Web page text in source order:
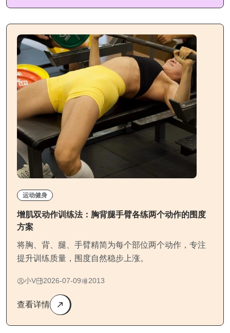
运动健身
增肌双动作训练法：胸背腿手臂各练两个动作的围度
方案
将胸、背、腿、手臂精简为每个部位两个动作，专注
提升训练质量，围度自然稳步上涨。
小V 2026-07-09 2013
查看详情